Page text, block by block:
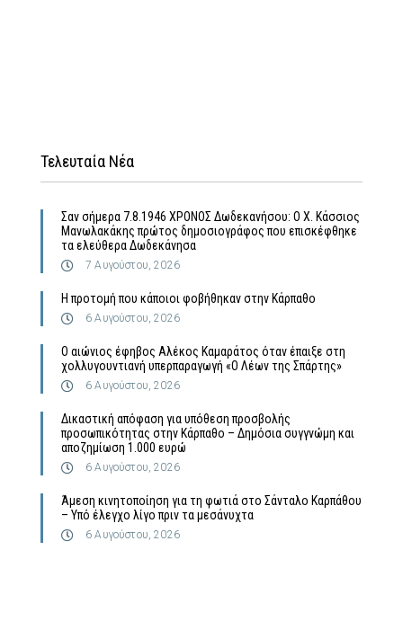
Τελευταία Νέα
Σαν σήμερα 7.8.1946 ΧΡΟΝΟΣ Δωδεκανήσου: Ο Χ. Κάσσιος
Μανωλακάκης πρώτος δημοσιογράφος που επισκέφθηκε
τα ελεύθερα Δωδεκάνησα
7 Αυγούστου, 2026
Η προτομή που κάποιοι φοβήθηκαν στην Κάρπαθο
6 Αυγούστου, 2026
Ο αιώνιος έφηβος Αλέκος Καμαράτος όταν έπαιξε στη
χολλυγουντιανή υπερπαραγωγή «Ο Λέων της Σπάρτης»
6 Αυγούστου, 2026
Δικαστική απόφαση για υπόθεση προσβολής
προσωπικότητας στην Κάρπαθο – Δημόσια συγγνώμη και
αποζημίωση 1.000 ευρώ
6 Αυγούστου, 2026
Άμεση κινητοποίηση για τη φωτιά στο Σάνταλο Καρπάθου
– Υπό έλεγχο λίγο πριν τα μεσάνυχτα
6 Αυγούστου, 2026